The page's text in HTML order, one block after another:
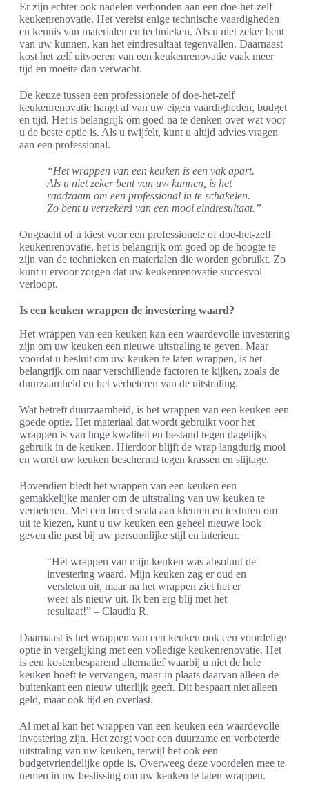
Er zijn echter ook nadelen verbonden aan een doe-het-zelf
keukenrenovatie. Het vereist enige technische vaardigheden
en kennis van materialen en technieken. Als u niet zeker bent
van uw kunnen, kan het eindresultaat tegenvallen. Daarnaast
kost het zelf uitvoeren van een keukenrenovatie vaak meer
tijd en moeite dan verwacht.
De keuze tussen een professionele of doe-het-zelf
keukenrenovatie hangt af van uw eigen vaardigheden, budget
en tijd. Het is belangrijk om goed na te denken over wat voor
u de beste optie is. Als u twijfelt, kunt u altijd advies vragen
aan een professional.
“Het wrappen van een keuken is een vak apart.
Als u niet zeker bent van uw kunnen, is het
raadzaam om een professional in te schakelen.
Zo bent u verzekerd van een mooi eindresultaat.”
Ongeacht of u kiest voor een professionele of doe-het-zelf
keukenrenovatie, het is belangrijk om goed op de hoogte te
zijn van de technieken en materialen die worden gebruikt. Zo
kunt u ervoor zorgen dat uw keukenrenovatie succesvol
verloopt.
Is een keuken wrappen de investering waard?
Het wrappen van een keuken kan een waardevolle investering
zijn om uw keuken een nieuwe uitstraling te geven. Maar
voordat u besluit om uw keuken te laten wrappen, is het
belangrijk om naar verschillende factoren te kijken, zoals de
duurzaamheid en het verbeteren van de uitstraling.
Wat betreft duurzaamheid, is het wrappen van een keuken een
goede optie. Het materiaal dat wordt gebruikt voor het
wrappen is van hoge kwaliteit en bestand tegen dagelijks
gebruik in de keuken. Hierdoor blijft de wrap langdurig mooi
en wordt uw keuken beschermd tegen krassen en slijtage.
Bovendien biedt het wrappen van een keuken een
gemakkelijke manier om de uitstraling van uw keuken te
verbeteren. Met een breed scala aan kleuren en texturen om
uit te kiezen, kunt u uw keuken een geheel nieuwe look
geven die past bij uw persoonlijke stijl en interieur.
“Het wrappen van mijn keuken was absoluut de
investering waard. Mijn keuken zag er oud en
versleten uit, maar na het wrappen ziet het er
weer als nieuw uit. Ik ben erg blij met het
resultaat!” – Claudia R.
Daarnaast is het wrappen van een keuken ook een voordelige
optie in vergelijking met een volledige keukenrenovatie. Het
is een kostenbesparend alternatief waarbij u niet de hele
keuken hoeft te vervangen, maar in plaats daarvan alleen de
buitenkant een nieuw uiterlijk geeft. Dit bespaart niet alleen
geld, maar ook tijd en overlast.
Al met al kan het wrappen van een keuken een waardevolle
investering zijn. Het zorgt voor een duurzame en verbeterde
uitstraling van uw keuken, terwijl het ook een
budgetvriendelijke optie is. Overweeg deze voordelen mee te
nemen in uw beslissing om uw keuken te laten wrappen.